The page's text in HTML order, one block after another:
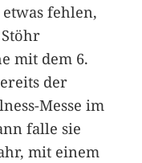
fehlen,
mit dem 6.
der
Messe im
falle sie
mit einem